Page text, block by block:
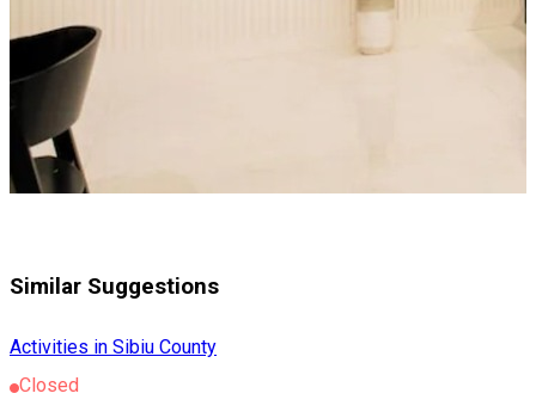
Similar Suggestions
Activities in Sibiu County
Closed